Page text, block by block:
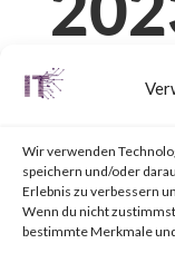
Wir verwenden
speichern und/oder
Erlebnis zu verbessern
Wenn du nicht
bestimmte Merkmale
von|28. Jan. 2024